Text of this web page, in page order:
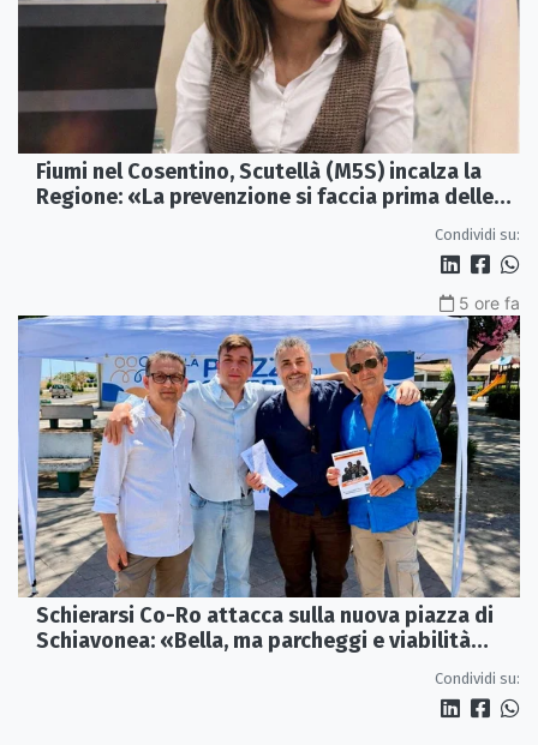
Fiumi nel Cosentino, Scutellà (M5S) incalza la
Regione: «La prevenzione si faccia prima delle
Condividi su:
5 ore fa
Schierarsi Co-Ro attacca sulla nuova piazza di
Schiavonea: «Bella, ma parcheggi e viabilità
Condividi su: